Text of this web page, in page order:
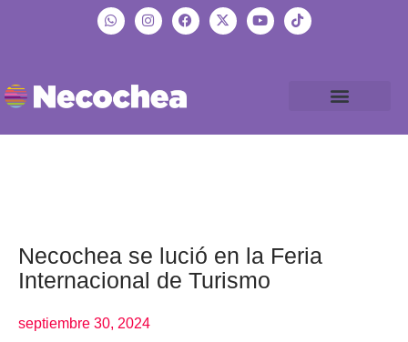
Necochea se lució en la Feria
Internacional de Turismo
septiembre 30, 2024